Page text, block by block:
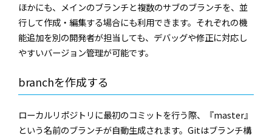
ほかにも、メインのブランチと複数のサブのブランチを、並
行して作成・編集する場合にも利用できます。それぞれの機
能追加を別の開発者が担当しても、デバッグや修正に対応し
やすいバージョン管理が可能です。
branchを作成する
ローカルリポジトリに最初のコミットを行う際、『master』
という名前のブランチが自動生成されます。 Gitはブランチ構